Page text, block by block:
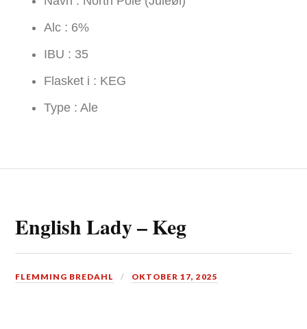
Alc : 6%
IBU : 35
Flasket i : KEG
Type : Ale
English Lady – Keg
FLEMMING BREDAHL OKTOBER 17, 2025